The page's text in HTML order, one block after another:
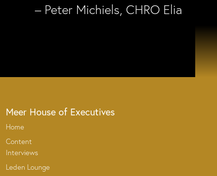
– Peter Michiels, CHRO Elia
Meer House of Executives
Home
Content
Interviews
Leden Lounge